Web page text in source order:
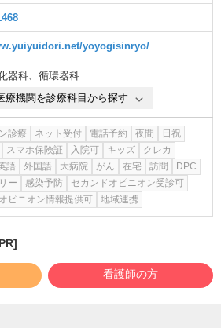
yoyogisinryo/
器科、 循環器科
療機関を診療科目から探す
診療 ネット受付 電話予約 夜間
日祝
スマホ保険証 入院可 キッズ
クレカ
語 外国語 大病院 がん 在宅 訪問
DPC
ー
感染予防
セカンドオピニオン受診可
ピニオン情報提供可
地域連携
看護師の方